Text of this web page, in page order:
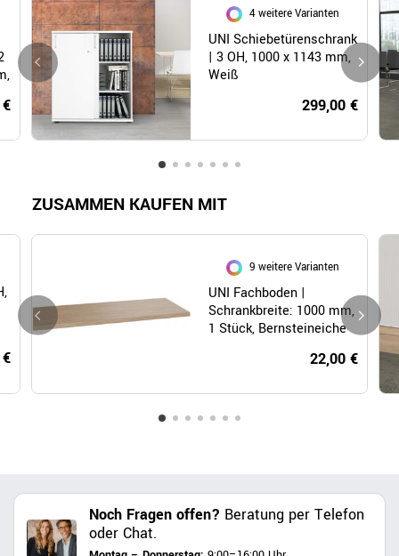
4 weitere Varianten
UNI Schiebetürenschrank
| 3 OH, 1000 x 1143 mm,
Weiß
299,00 €
ZUSAMMEN KAUFEN MIT
9 weitere Varianten
UNI Fachboden |
Schrankbreite: 1000 mm,
1 Stück, Bernsteineiche
22,00 €
Noch Fragen offen? Beratung per Telefon
oder Chat.